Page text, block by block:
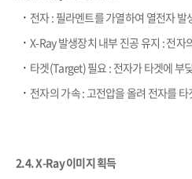
​· 전자 : 필라멘트를 가열하여 열전자 발
​·X-Ray 발생장치 내부 진공 유지 : 전자
​· 타겟(Target) 필요 : 전자가 타겟에 부
​· 전자의 가속 : 고전압을 올려 전자를
2.4. X-Ray 이미지 획득